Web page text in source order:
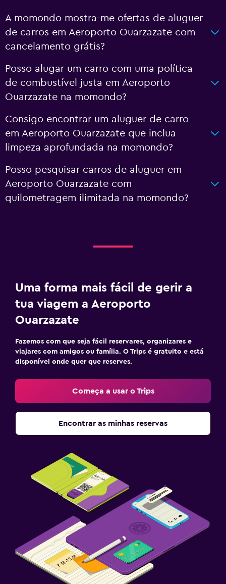
A momondo mostra-me ofertas de aluguer
de carros em Aeroporto Ouarzazate com
cancelamento grátis?
Posso alugar um carro com uma política
de combustível justa em Aeroporto
Ouarzazate na momondo?
Consigo encontrar um aluguer de carro
em Aeroporto Ouarzazate que inclua
limpeza aprofundada na momondo?
Posso pesquisar carros de aluguer em
Aeroporto Ouarzazate com
quilometragem ilimitada na momondo?
Uma forma mais fácil de gerir a
tua viagem a Aeroporto
Ouarzazate
Fazemos com que seja fácil reservares, organizares e
viajares com amigos ou família. O Trips é gratuito e está
disponível onde quer que reserves.
Começa a usar o Trips
Encontrar as minhas reservas